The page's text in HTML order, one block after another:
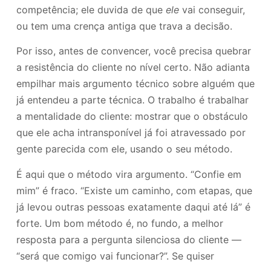
competência; ele duvida de que elevai conseguir,
ou tem uma crença antiga que trava a decisão.
Por isso, antes de convencer, você precisa quebrar
a resistência do cliente no nível certo. Não adianta
empilhar mais argumento técnico sobre alguém que
já entendeu a parte técnica. O trabalho é trabalhar
a mentalidade do cliente: mostrar que o obstáculo
que ele acha intransponível já foi atravessado por
gente parecida com ele, usando o seu método.
É aqui que o método vira argumento. “Confie em
mim” é fraco. “Existe um caminho, com etapas, que
já levou outras pessoas exatamente daqui até lá” é
forte. Um bom método é, no fundo, a melhor
resposta para a pergunta silenciosa do cliente —
“será que comigo vai funcionar?”. Se quiser